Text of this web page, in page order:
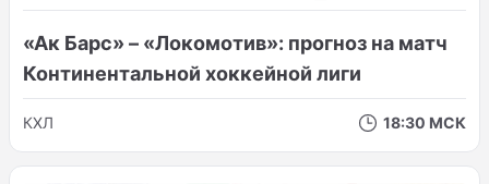
«Ак Барс» – «Локомотив»: прогноз на матч
Континентальной хоккейной лиги
КХЛ 18:30 МСК